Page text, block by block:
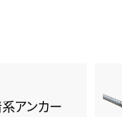
アンカー